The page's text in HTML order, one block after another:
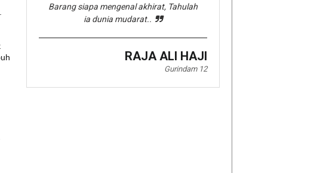
Barang siapa mengenal akhirat, Tahulah
ia dunia mudarat..
RAJA ALI HAJI
Gurindam 12